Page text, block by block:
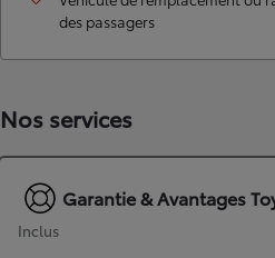
des passagers
Nos services
Garantie & Avantages
Inclus